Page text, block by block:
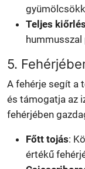
Teljes
hummusszal
5.
A fehérje segít a
és támogatja az
fehérjében
Főtt tojás:
értékű